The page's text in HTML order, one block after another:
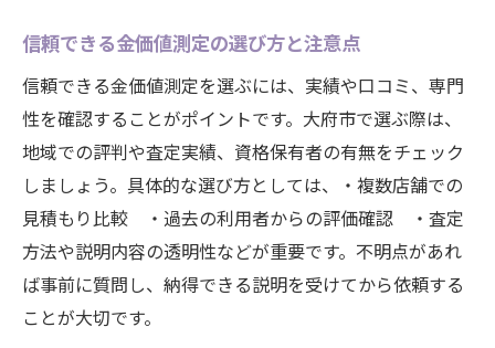
信頼できる金価値測定の選び方と注意点
信頼できる金価値測定を選ぶには、実績や口コミ、専門
性を確認することがポイントです。大府市で選ぶ際は、
地域での評判や査定実績、資格保有者の有無をチェック
しましょう。具体的な選び方としては、・複数店舗での
見積もり比較 ・過去の利用者からの評価確認 ・査定
方法や説明内容の透明性などが重要です。不明点があれ
ば事前に質問し、納得できる説明を受けてから依頼する
ことが大切です。